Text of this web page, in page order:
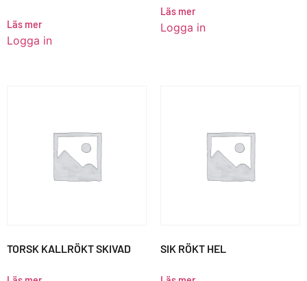
Läs mer
Logga in
Läs mer
Logga in
TORSK KALLRÖKT SKIVAD SIK RÖKT HEL